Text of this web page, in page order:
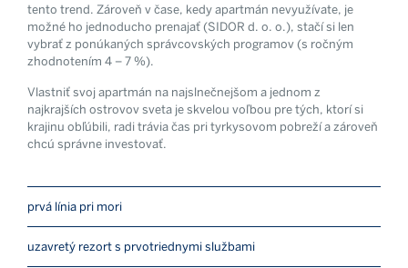
prvá línia pri mori
uzavretý rezort s prvotriednymi službami
tento trend. Zároveň v čase, kedy apartmán nevyužívate, je
možné ho jednoducho prenajať (SIDOR d. o. o.), stačí si len
vybrať z ponúkaných správcovských programov (s ročným
zhodnotením 4 – 7 %).
Vlastniť svoj apartmán na najslnečnejšom a jednom z
najkrajších ostrovov sveta je skvelou voľbou pre tých, ktorí si
krajinu obľúbili, radi trávia čas pri tyrkysovom pobreží a zároveň
chcú správne investovať.